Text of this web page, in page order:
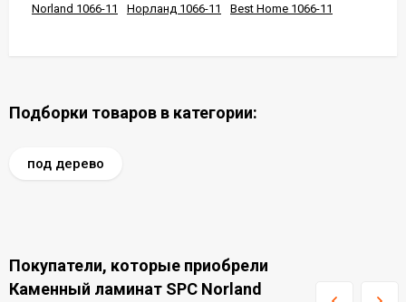
Norland 1066-11
Норланд 1066-11 Best Home 1066-11
Подборки товаров в категории:
под дерево
Покупатели, которые приобрели
Каменный ламинат SPC Norland